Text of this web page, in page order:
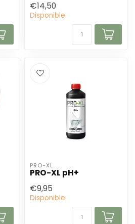
€14,50
Disponible
PRO-XL
PRO-XL pH+
€9,95
Disponible